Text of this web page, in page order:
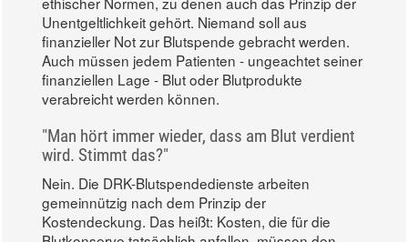
Unentgeltlichkeit gehört. Niemand soll aus
finanzieller Not zur Blutspende gebracht werden.
Auch müssen jedem Patienten - ungeachtet seiner
finanziellen Lage - Blut oder Blutprodukte
verabreicht werden können.
"Man hört immer wieder, dass am Blut verdient
wird. Stimmt das?"
Nein. Die DRK-Blutspendedienste arbeiten
gemeinnützig nach dem Prinzip der
Kostendeckung. Das heißt: Kosten, die für die